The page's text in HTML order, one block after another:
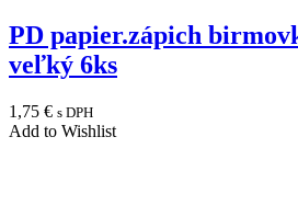
PD papier.zápich
veľký 6ks
1,75 € s DPH
Add to Wishlist